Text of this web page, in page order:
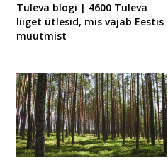
Tuleva blogi | 4600 Tuleva
liiget ütlesid, mis vajab Eestis
muutmist